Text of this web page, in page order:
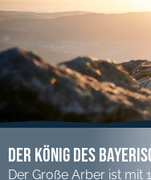
Der KÖnig des
Der Große Arber ist mit